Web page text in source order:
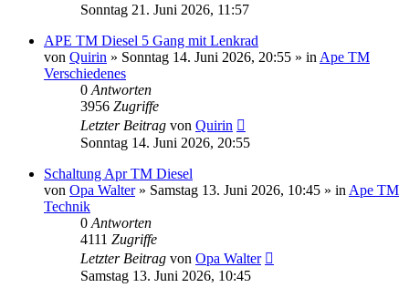
Sonntag 21. Juni 2026, 11:57
APE TM Diesel 5 Gang mit Lenkrad
von Quirin » Sonntag 14. Juni 2026, 20:55 » in Ape TM
Verschiedenes
0 Antworten
3956 Zugriffe
Letzter Beitrag von Quirin
Sonntag 14. Juni 2026, 20:55
Schaltung Apr TM Diesel
von Opa Walter» Samstag 13. Juni 2026, 10:45 » in Ape TM
Technik
0 Antworten
4111 Zugriffe
Letzter Beitrag von Opa Walter
Samstag 13. Juni 2026, 10:45